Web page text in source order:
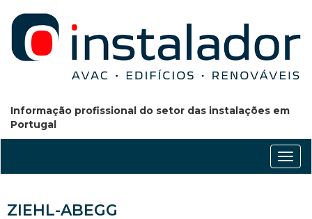
Informação profissional do setor das instalações em
Portugal
ZIEHL-ABEGG